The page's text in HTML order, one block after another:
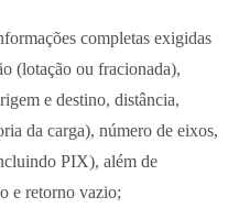
completas exigidas
(lotação ou fracionada),
e destino, distância,
da carga), número de eixos,
PIX), além de
e retorno vazio;